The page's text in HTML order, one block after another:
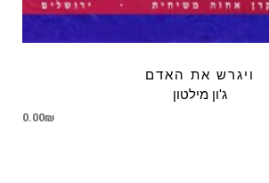
ויגרש את האדם
ג'ון מילטון
0.00₪